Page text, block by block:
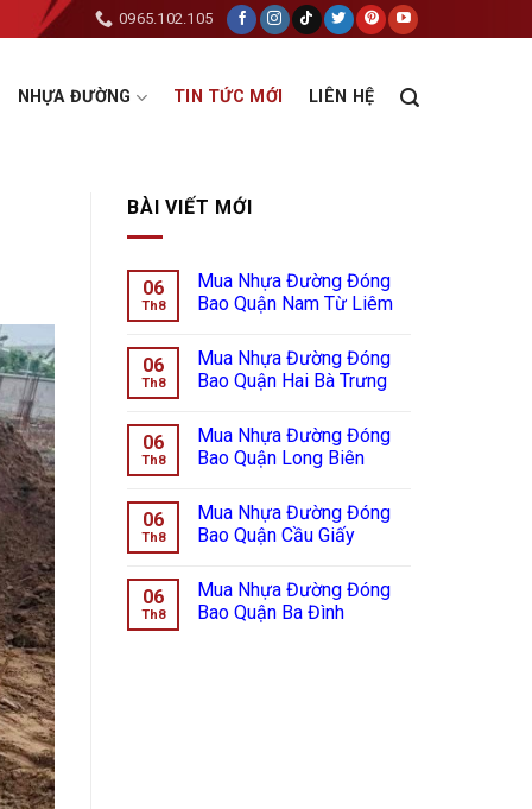
0965.102.105
NHỰA ĐƯỜNG TIN TỨC MỚI LIÊN HỆ
BÀI VIẾT MỚI
06
Th8
Mua Nhựa Đường Đóng
Bao Quận Nam Từ Liêm
06
Th8
Mua Nhựa Đường Đóng
Bao Quận Hai Bà Trưng
06
Th8
Mua Nhựa Đường Đóng
Bao Quận Long Biên
06
Th8
Mua Nhựa Đường Đóng
Bao Quận Cầu Giấy
06
Th8
Mua Nhựa Đường Đóng
Bao Quận Ba Đình